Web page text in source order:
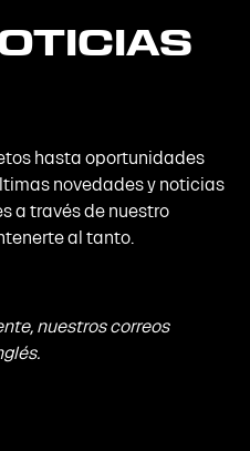
hasta oportunidades
novedades y noticias
a través de nuestro
al tanto.
nuestros correos